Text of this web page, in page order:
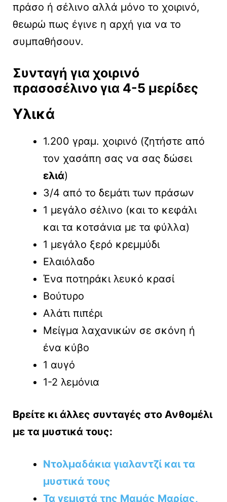
πράσο ή σέλινο αλλά μόνο το χοιρινό,
θεωρώ πως έγινε η αρχή για να το
συμπαθήσουν.
Συνταγή για χοιρινό
πρασοσέλινο για 4-5 μερίδες
Υλικά
1.200 γραμ. χοιρινό (ζητήστε από
τον χασάπη σας να σας δώσει
ελιά)
3/4 από το δεμάτι των πράσων
1 μεγάλο σέλινο (και το κεφάλι
και τα κοτσάνια με τα φύλλα)
1 μεγάλο ξερό κρεμμύδι
Ελαιόλαδο
Ένα ποτηράκι λευκό κρασί
Βούτυρο
Αλάτι πιπέρι
Μείγμα λαχανικών σε σκόνη ή
ένα κύβο
1 αυγό
1-2 λεμόνια
Βρείτε κι άλλες συνταγές στο Ανθομέλι
με τα μυστικά τους:
Ντολμαδάκια γιαλαντζί και τα
μυστικά τους
Τα γεμιστά της Μαμάς Μαρίας,